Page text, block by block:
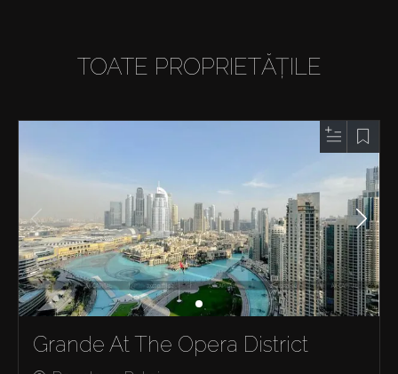
TOATE PROPRIETĂȚILE
Grande At The Opera District